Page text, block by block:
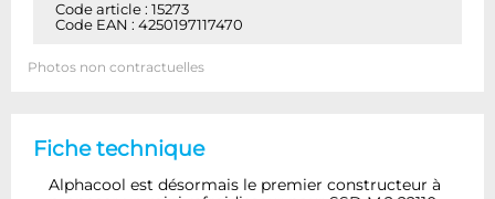
Code article : 15273
Code EAN : 4250197117470
Photos non contractuelles
Fiche technique
Alphacool est désormais le premier constructeur à